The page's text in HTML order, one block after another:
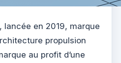
lancée en 2019, marque
propulsion
au profit d’une